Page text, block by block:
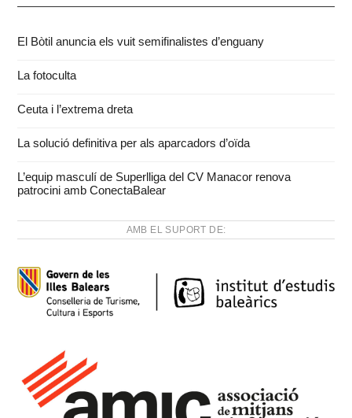
El Bòtil anuncia els vuit semifinalistes d’enguany
La fotoculta
Ceuta i l’extrema dreta
La solució definitiva per als aparcadors d’oïda
L’equip masculí de Superlliga del CV Manacor renova
patrocini amb ConectaBalear
AMB EL SUPORT DE: